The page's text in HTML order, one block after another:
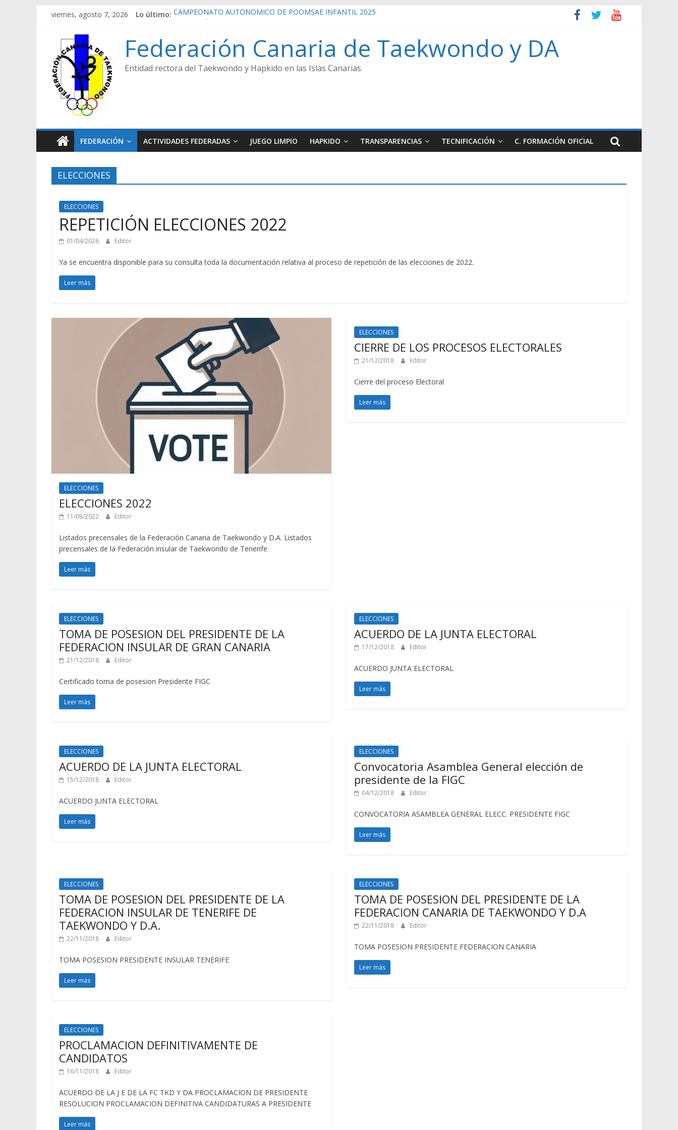
Saltar
contenido
viernes, agosto 7, 2026 Lo último: CAMPEONATO AUTONÓMICO DE POOMSAE INFANTIL 2025
CAMPEONATO AUTONÓMICO CADETE 2026 GANADORES
CAMPEONATO AUTONÓMICO JUNIOR 24/01/2026 GANADORES
CAMPEONATO AUTONÓMICO SENIOR 2025
Federación Canaria de Taekwondo y DA
Entidad rectora del Taekwondo y Hapkido en las Islas Canarias
FEDERACIÓN ACTIVIDADES FEDERADAS JUEGO LIMPIO HAPKIDO TRANSPARENCIAS TECNIFICACIÓN C. FORMACIÓN OFICIAL
ELECCIONES
ELECCIONES
REPETICIÓN ELECCIONES 2022
01/04/2026 Editor
Ya se encuentra disponible para su consulta toda la documentación relativa al proceso de repetición de las elecciones de 2022.
Leer más
ELECCIONES
ELECCIONES 2022
11/08/2022 Editor
Listados precensales de la Federación Canaria de Taekwondo y D.A. Listados
precensales de la Federación insular de Taekwondo de Tenerife
Leer más
ELECCIONES
CIERRE DE LOS PROCESOS ELECTORALES
21/12/2018 Editor
Cierre del proceso Electoral
Leer más
ELECCIONES
TOMA DE POSESION DEL PRESIDENTE DE LA
FEDERACION INSULAR DE GRAN CANARIA
21/12/2018 Editor
Certificado toma de posesion Presidente FIGC
Leer más
ELECCIONES
ACUERDO DE LA JUNTA ELECTORAL
17/12/2018 Editor
ACUERDO JUNTA ELECTORAL
Leer más
ELECCIONES
ACUERDO DE LA JUNTA ELECTORAL
15/12/2018 Editor
ACUERDO JUNTA ELECTORAL
Leer más
ELECCIONES
Convocatoria Asamblea General elección de
presidente de la FIGC
04/12/2018 Editor
CONVOCATORIA ASAMBLEA GENERAL ELECC. PRESIDENTE FIGC
Leer más
ELECCIONES
TOMA DE POSESION DEL PRESIDENTE DE LA
FEDERACION INSULAR DE TENERIFE DE
TAEKWONDO Y D.A.
22/11/2018 Editor
TOMA POSESION PRESIDENTE INSULAR TENERIFE
Leer más
ELECCIONES
TOMA DE POSESION DEL PRESIDENTE DE LA
FEDERACION CANARIA DE TAEKWONDO Y D.A
22/11/2018 Editor
TOMA POSESION PRESIDENTE FEDERACION CANARIA
Leer más
ELECCIONES
PROCLAMACION DEFINITIVAMENTE DE
CANDIDATOS
16/11/2018 Editor
ACUERDO DE LA J E DE LA FC TKD Y DA PROCLAMACION DE PRESIDENTE
RESOLUCION PROCLAMACION DEFINITIVA CANDIDATURAS A PRESIDENTE
Leer más